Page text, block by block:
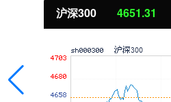
沪深300 4651.31